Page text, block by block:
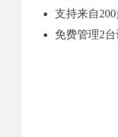
支持来自
免费管理2台